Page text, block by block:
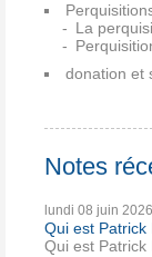
La
donation et
Notes
lundi 08 juin 2026
Qui est Patrick
Qui est Patrick